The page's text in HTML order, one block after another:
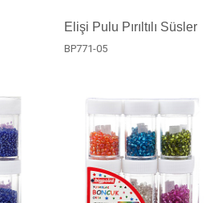
Elişi Pulu Pırıltılı Süsler
BP771-05